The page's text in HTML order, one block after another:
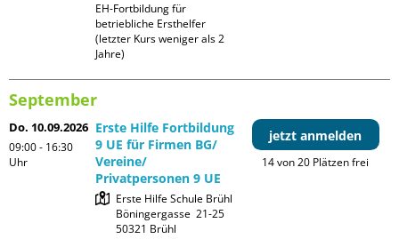
EH-Fortbildung für
betriebliche Ersthelfer
(letzter Kurs weniger als 2
Jahre)
September
Do. 10.09.2026
09:00 - 16:30
Uhr
Erste Hilfe Fortbildung
9 UE für Firmen BG/
Vereine/
Privatpersonen 9 UE
Erste Hilfe Schule Brühl
Böningergasse  21-25
50321 Brühl
jetzt anmelden
14 von 20 Plätzen frei